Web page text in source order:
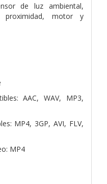
de luz ambiental,
proximidad, motor y
AAC, WAV, MP3,
MP4, 3GP, AVI, FLV,
MP4